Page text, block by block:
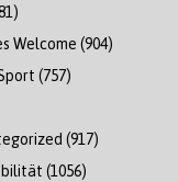
Welcome (904)
(757)
(917)
(1056)